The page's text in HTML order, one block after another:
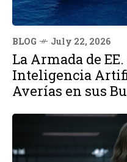
BLOG July 22, 2026
La Armada de
Inteligencia
Averías en sus